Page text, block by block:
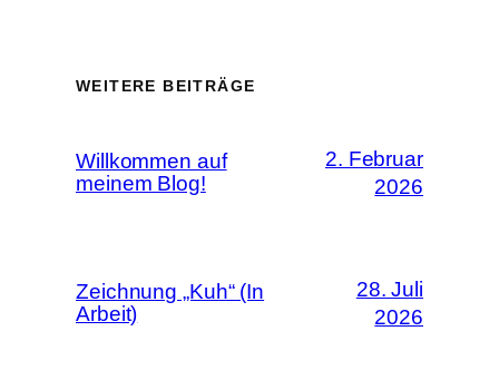
WEITERE BEITRÄGE
Willkommen auf
meinem Blog!
2. Februar
2026
Zeichnung „Kuh“ (In
Arbeit)
28. Juli
2026